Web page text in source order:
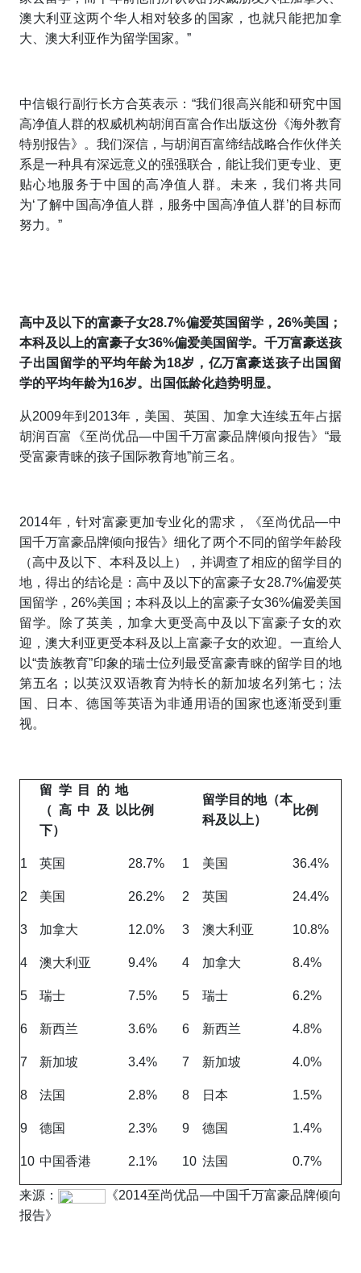
澳大利亚这两个华人相对较多的国家，也就只能把加拿
大、澳大利亚作为留学国家。”
中信银行副行长方合英表示：“我们很高兴能和研究中国
高净值人群的权威机构胡润百富合作出版这份《海外教育
特别报告》。我们深信，与胡润百富缔结战略合作伙伴关
系是一种具有深远意义的强强联合，能让我们更专业、更
贴心地服务于中国的高净值人群。未来，我们将共同
为‘了解中国高净值人群，服务中国高净值人群’的目标而
努力。”
高中及以下的富豪子女28.7%偏爱英国留学，26%美国；
本科及以上的富豪子女36%偏爱美国留学。千万富豪送孩
子出国留学的平均年龄为18岁，亿万富豪送孩子出国留
学的平均年龄为16岁。出国低龄化趋势明显。
从2009年到2013年，美国、英国、加拿大连续五年占据
胡润百富《至尚优品—中国千万富豪品牌倾向报告》“最
受富豪青睐的孩子国际教育地”前三名。
2014年，针对富豪更加专业化的需求，《至尚优品—中
国千万富豪品牌倾向报告》细化了两个不同的留学年龄段
（高中及以下、本科及以上），并调查了相应的留学目的
地，得出的结论是：高中及以下的富豪子女28.7%偏爱英
国留学，26%美国；本科及以上的富豪子女36%偏爱美国
留学。除了英美，加拿大更受高中及以下富豪子女的欢
迎，澳大利亚更受本科及以上富豪子女的欢迎。一直给人
以“贵族教育”印象的瑞士位列最受富豪青睐的留学目的地
第五名；以英汉双语教育为特长的新加坡名列第七；法
国、日本、德国等英语为非通用语的国家也逐渐受到重
视。
留学目的地
（高中及以
下）
比例
留学目的地（本
科及以上）
比例
1 英国 28.7% 1 美国 36.4%
2 美国 26.2% 2 英国 24.4%
3 加拿大 12.0% 3 澳大利亚 10.8%
4 澳大利亚 9.4% 4 加拿大 8.4%
5 瑞士 7.5% 5 瑞士 6.2%
6 新西兰 3.6% 6 新西兰 4.8%
7 新加坡 3.4% 7 新加坡 4.0%
8 法国 2.8% 8 日本 1.5%
9 德国 2.3% 9 德国 1.4%
10 中国香港 2.1% 10 法国 0.7%
来源：
《2014至尚优品—中国千万富豪品牌倾向
报告》